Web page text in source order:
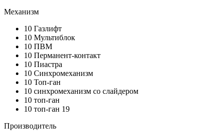
Механизм
10 Газлифт
10 Мультиблок
10 ПВМ
10 Перманент-контакт
10 Пиастра
10 Синхромеханизм
10 Топ-ган
10 синхромеханизм со слайдером
10 топ-ган
10 топ-ган 19
Производитель